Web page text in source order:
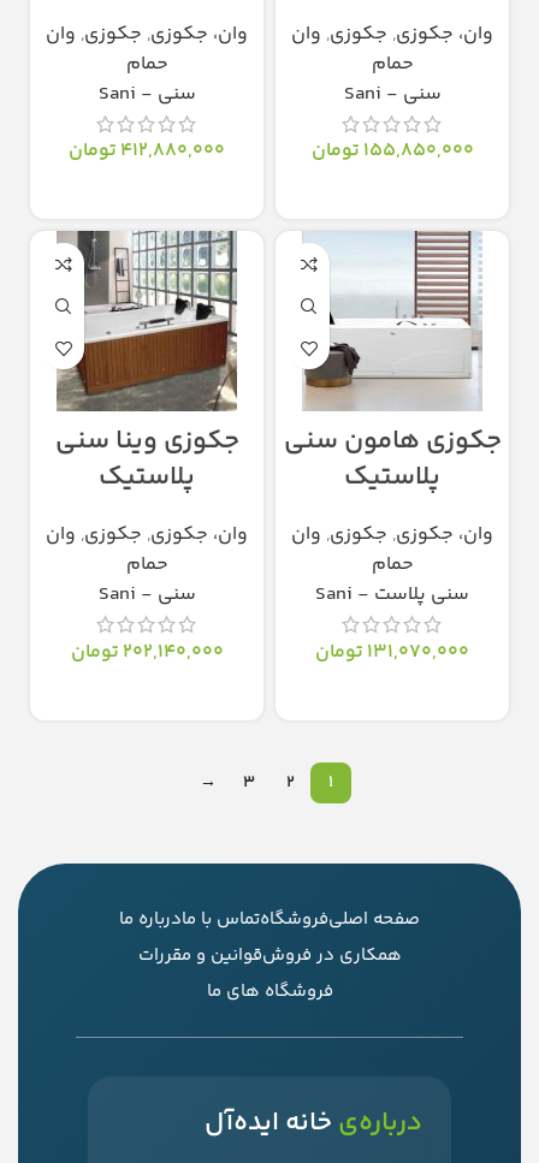
وان، جکوزی, جکوزی, وان
حمام
سنی - Sani
155,850,000 تومان
وان، جکوزی, جکوزی, وان
حمام
سنی - Sani
412,880,000 تومان
جکوزی هامون سنی
پلاستیک
وان، جکوزی, جکوزی, وان
حمام
سنی پلاست - Sani
131,070,000 تومان
جکوزی وینا سنی
پلاستیک
وان، جکوزی, جکوزی, وان
حمام
سنی - Sani
202,140,000 تومان
1
2
3
→
صفحه اصلیفروشگاهتماس با مادرباره ما
همکاری در فروشقوانین و مقررات
فروشگاه های ما
درباره‌ی خانه ایده‌آل